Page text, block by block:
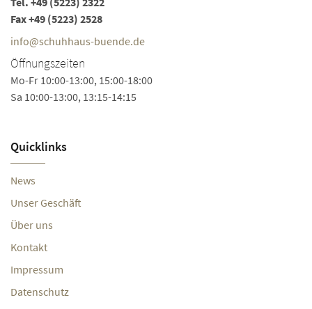
Fax +49 (5223) 2528
info@schuhhaus-buende.de
Öffnungszeiten
Mo-Fr 10:00-13:00, 15:00-18:00
Sa 10:00-13:00, 13:15-14:15
Quicklinks
News
Unser Geschäft
Über uns
Kontakt
Impressum
Datenschutz